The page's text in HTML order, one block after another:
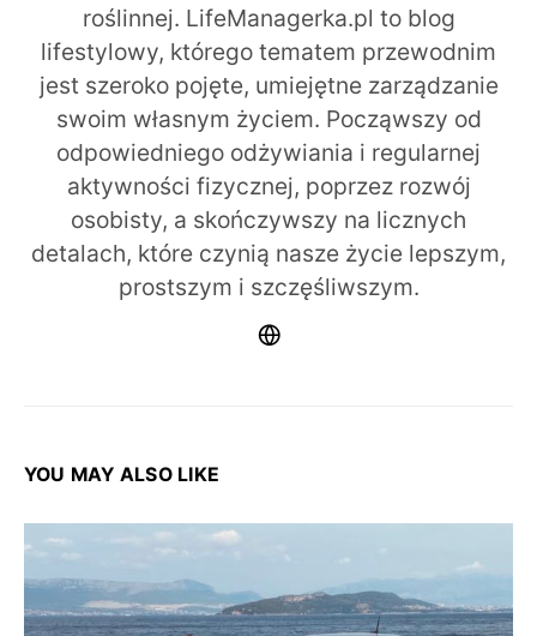
roślinnej. LifeManagerka.pl to blog
lifestylowy, którego tematem przewodnim
jest szeroko pojęte, umiejętne zarządzanie
swoim własnym życiem. Począwszy od
odpowiedniego odżywiania i regularnej
aktywności fizycznej, poprzez rozwój
osobisty, a skończywszy na licznych
detalach, które czynią nasze życie lepszym,
prostszym i szczęśliwszym.
YOU MAY ALSO LIKE